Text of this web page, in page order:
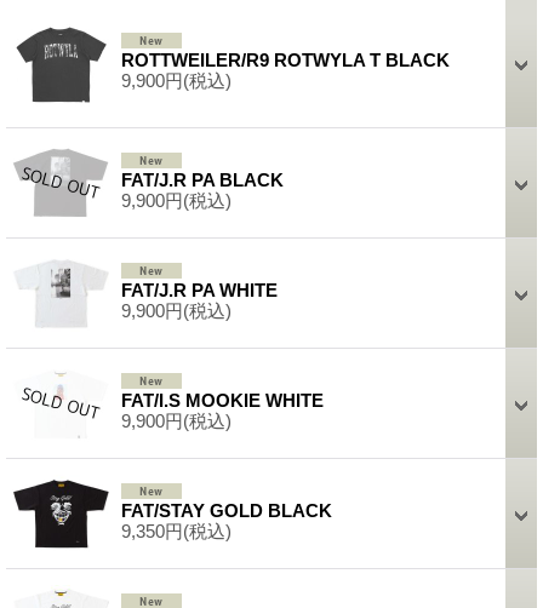
ROTTWEILER/R9 ROTWYLA T BLACK
9,900円(税込)
FAT/J.R PA BLACK
9,900円(税込)
FAT/J.R PA WHITE
9,900円(税込)
FAT/I.S MOOKIE WHITE
9,900円(税込)
FAT/STAY GOLD BLACK
9,350円(税込)